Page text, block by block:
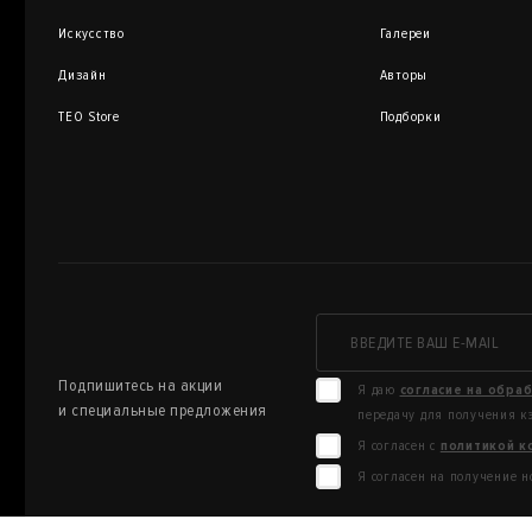
Искусство
Дизайн
TEO Store
Галереи
Авторы
Подборки
Подпишитесь на акции
и специальные предложения
Я даю согласие на
передачу для получения
Я согласен с политикой
Я согласен на получение